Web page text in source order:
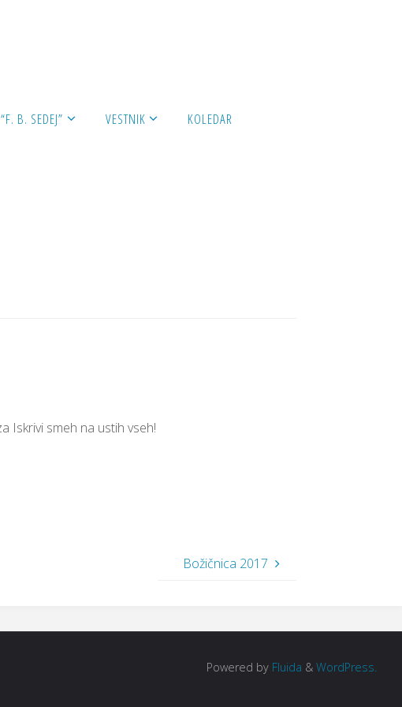
B. SEDEJ” VESTNIK KOLEDAR
v Kulturnem
Iskrivi smeh na ustih vseh!
Božičnica 2017
Powered by Fluida & WordPress.